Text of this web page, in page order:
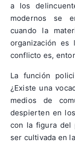
a los
modernos se
cuando la
organización es
conflicto es,
La función
¿Existe una
medios de
despierten en
con la figura del
ser cultivada en